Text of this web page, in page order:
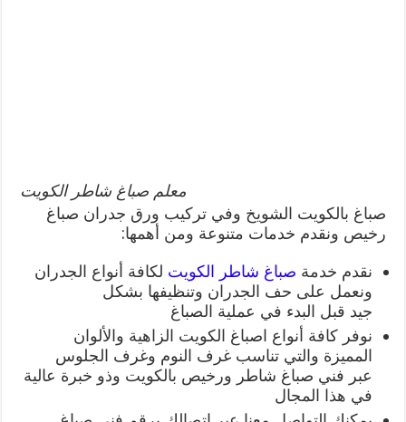
معلم صباغ شاطر الكويت
صباغ بالكويت الشويخ وفي تركيب ورق جدران صباغ
رخيص ونقدم خدمات متنوعة ومن أهمها:
نقدم خدمة صباغ شاطر الكويت لكافة أنواع الجدران
ونعمل على حف الجدران وتنظيفها بشكل
جيد قبل البدء في عملية الصباغ
نوفر كافة أنواع اصباغ الكويت الزاهية والألوان
المميزة والتي تناسب غرف النوم وغرف الجلوس
عبر فني صباغ شاطر ورخيص بالكويت وذو خبرة عالية
في هذا المجال